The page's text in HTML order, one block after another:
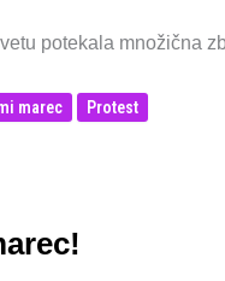
potekala množična
marec Protest